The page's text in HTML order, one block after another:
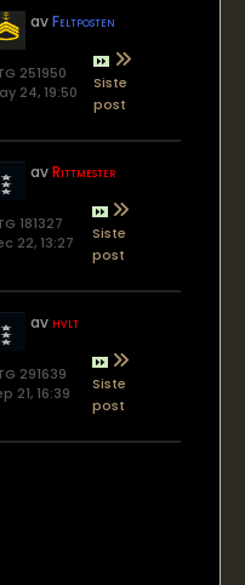
avFeltposten
251950
24, 19:50
avRittmester
181327
22, 13:27
av hvlt
291639
21, 16:39